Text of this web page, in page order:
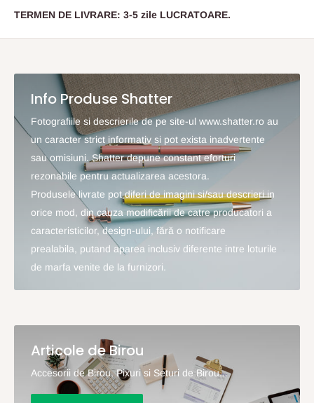
TERMEN DE LIVRARE: 3-5 zile LUCRATOARE.
Info Produse Shatter
Fotografiile si descrierile de pe site-ul www.shatter.ro au
un caracter strict informativ si pot exista inadvertente
sau omisiuni. Shatter depune constant eforturi
rezonabile pentru actualizarea acestora.
Produsele livrate pot diferi de imagini si/sau descrieri in
orice mod, din cauza modificării de catre producatori a
caracteristicilor, design-ului, fără o notificare
prealabila, putand aparea inclusiv diferente intre loturile
de marfa venite de la furnizori.
Articole de Birou
Accesorii de Birou, Pixuri si Seturi de Birou...